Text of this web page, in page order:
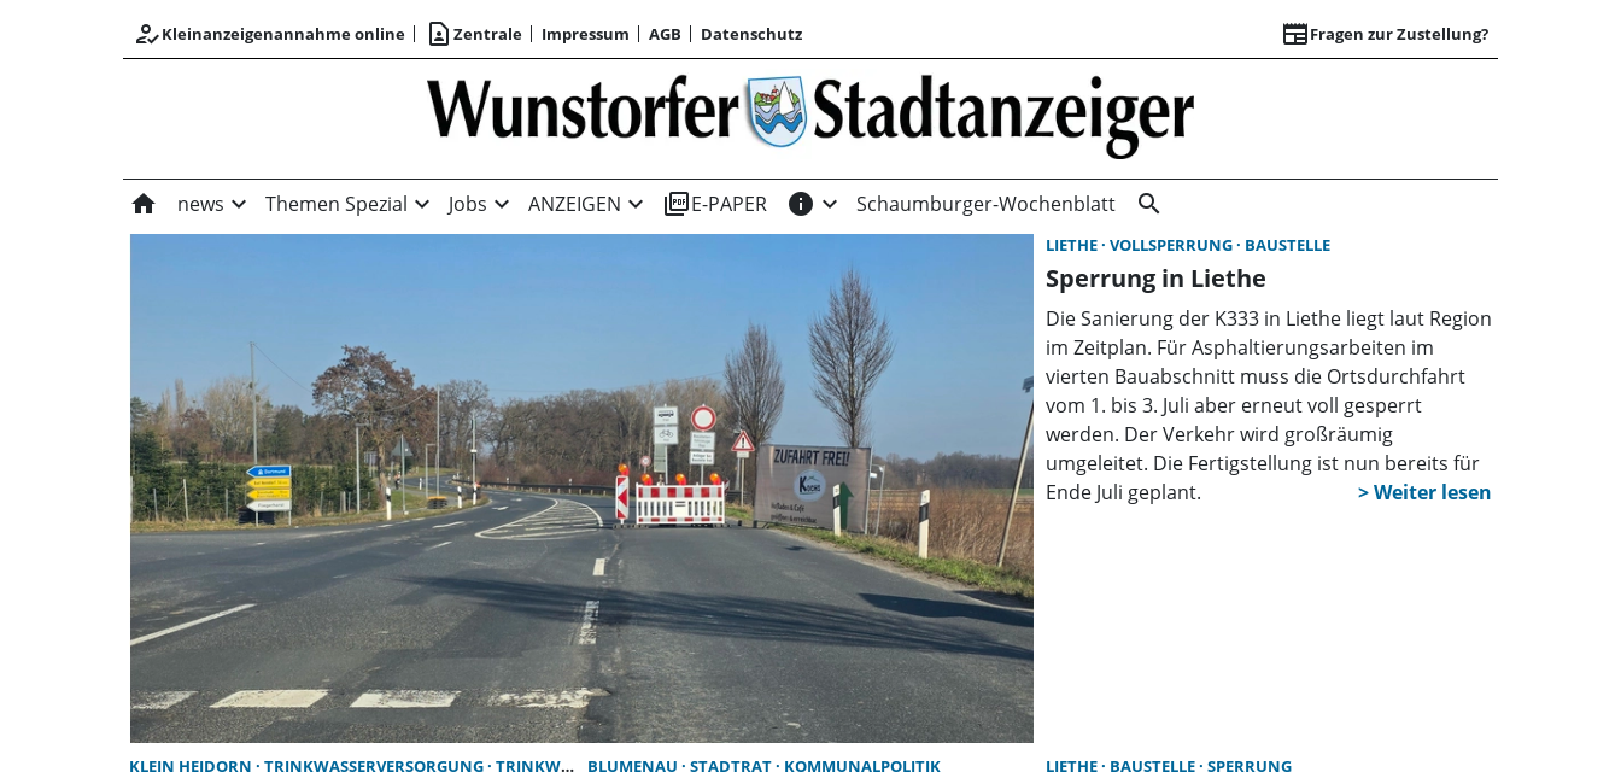
how_to_regKleinanzeigenannahme online contact_page Zentrale Impressum AGB Datenschutz newspaperFragen zur Zustellung?
Startseite |
home news expand_more Themen Spezial expand_more Jobs expand_more ANZEIGEN expand_more picture_as_pdfE-PAPER info expand_more Schaumburger-Wochenblatt search
LIETHE VOLLSPERRUNG BAUSTELLE
Sperrung in Liethe
Die Sanierung der K333 in Liethe liegt laut Region
im Zeitplan. Für Asphaltierungsarbeiten im
vierten Bauabschnitt muss die Ortsdurchfahrt
vom 1. bis 3. Juli aber erneut voll gesperrt
werden. Der Verkehr wird großräumig
umgeleitet. Die Fertigstellung ist nun bereits für
Ende Juli geplant.
KLEIN HEIDORN TRINKWASSERVERSORGUNG TRINKWASSER BLUMENAU STADTRAT KOMMUNALPOLITIK LIETHE BAUSTELLE SPERRUNG